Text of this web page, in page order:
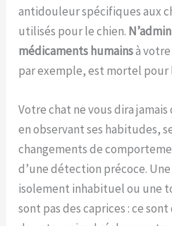
antidouleur spécifiques aux
utilisés pour le chien.
médicaments humainsà
par exemple, est mortel pour
Votre chat ne vous dira jamais
en observant ses habitudes,
changements de
d’une détection précoce.
isolement inhabituel ou une
sont pas des caprices : ce